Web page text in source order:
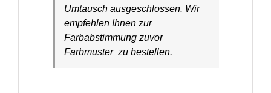
Umtausch ausgeschlossen. Wir
empfehlen Ihnen zur
Farbabstimmung zuvor
Farbmuster zu bestellen.